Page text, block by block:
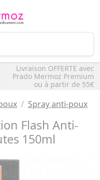
Livraison OFFERTE avec
Prado Mermoz Premium
ou à partir de 55€
Spray anti-poux
Flash Anti-
150ml